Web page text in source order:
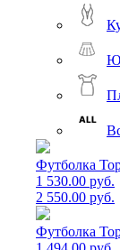
Футболка
1 530.00 руб.
2 550.00 руб.
Футболка